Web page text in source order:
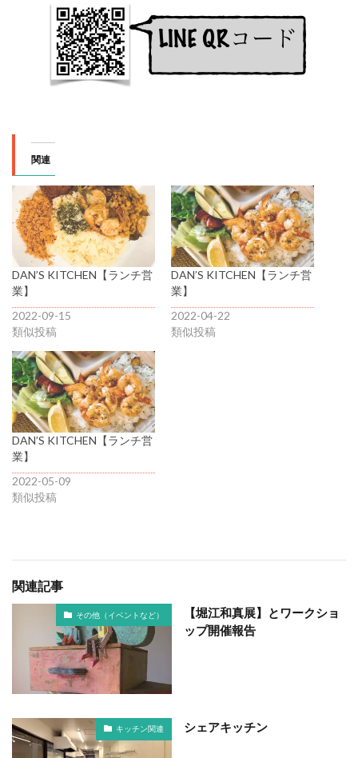
関連
DAN’S KITCHEN【ランチ営
業】
2022-09-15
類似投稿
DAN’S KITCHEN【ランチ営
業】
2022-04-22
類似投稿
DAN’S KITCHEN【ランチ営
業】
2022-05-09
類似投稿
関連記事
その他（イベントなど）
【堀江和真展】とワークショ
ップ開催報告
キッチン関連 シェアキッチン